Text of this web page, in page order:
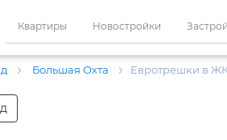
Квартиры Новостройки
Большая Охта Евротрешки в